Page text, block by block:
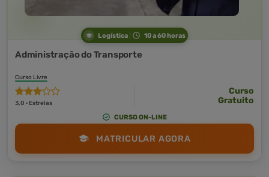
Logística 10 a 60 horas
Administração do Transporte
Curso Livre
3,0 · Estrelas
Curso
Gratuito
CURSO ON-LINE
MATRICULAR AGORA